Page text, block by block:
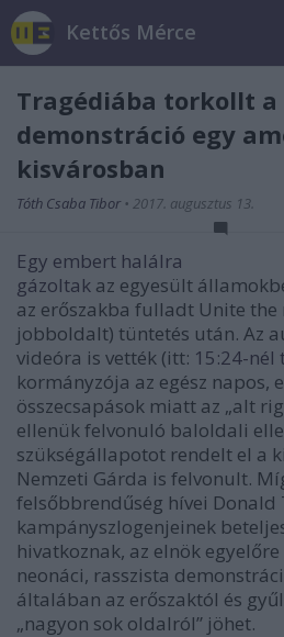
Kettős Mérce
Tragédiába torkollt a
demonstráció egy
kisvárosban
Tóth Csaba Tibor • 2017. augusztus 13.
Egy embert halálra
gázoltak az egyesült
az erőszakba fulladt Unite the
jobboldalt) tüntetés után. Az
videóra is vették (itt: 15:24-nél
kormányzója az egész napos,
összecsapások miatt az „alt
ellenük felvonuló baloldali
szükségállapotot rendelt el a
Nemzeti Gárda is felvonult.
felsőbbrendűség hívei Donald
kampányszlogenjeinek
hivatkoznak, az elnök
neonáci, rasszista
általában az erőszaktól és
„nagyon sok oldalról” jöhet.